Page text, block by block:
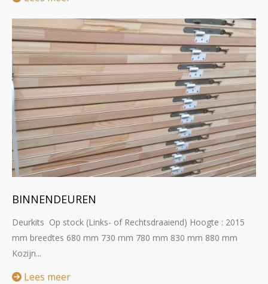
BINNENDEUREN
Deurkits Op stock (Links- of Rechtsdraaiend) Hoogte : 2015
mm breedtes 680 mm 730 mm 780 mm 830 mm 880 mm
Kozijn...
Lees meer